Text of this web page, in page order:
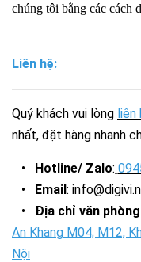
chúng tôi bằng các cách
Liên hệ:
Quý khách vui lòng liên
nhất, đặt hàng nhanh
• Hotline/ Zalo:
• Email:
• Địa chỉ văn
An Khang M04; M12,
Nội